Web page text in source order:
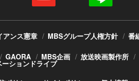
アンス憲章 MBSグループ人権方針 番
GAORA MBS企画 放送映画製作所
ションドライブ